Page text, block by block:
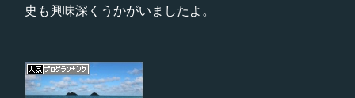
史も興味深くうかがいましたよ。